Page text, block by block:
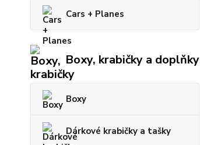
Cars + Planes
Boxy, krabičky a doplňky
Boxy
Dárkové krabičky a tašky